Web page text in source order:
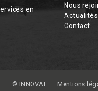
en
Nous
Actualités
Contact
© INNOVAL Mentions